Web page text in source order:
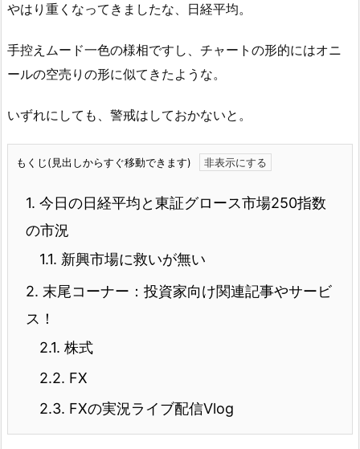
やはり重くなってきましたな、日経平均。
手控えムード一色の様相ですし、チャートの形的にはオニ
ールの空売りの形に似てきたような。
いずれにしても、警戒はしておかないと。
もくじ(見出しからすぐ移動できます)
1. 今日の日経平均と東証グロース市場250指数
の市況
1.1. 新興市場に救いが無い
2. 末尾コーナー：投資家向け関連記事やサービ
ス！
2.1. 株式
2.2. FX
2.3. FXの実況ライブ配信Vlog